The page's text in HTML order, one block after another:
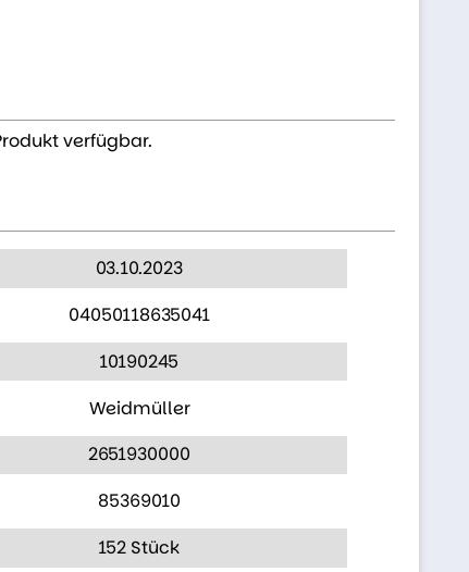
verfügbar.
03.10.2023
04050118635041
10190245
Weidmüller
2651930000
85369010
152 Stück